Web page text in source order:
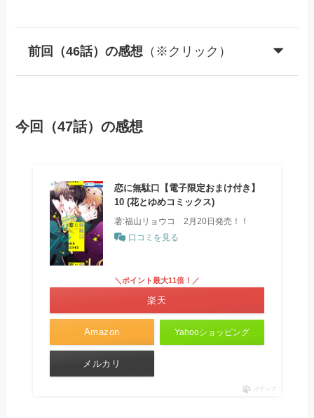
前回（46話）の感想 （※クリック）
今回（47話）の感想
恋に無駄口【電子限定おまけ付き】
10 (花とゆめコミックス)
著:福山リョウコ 2月20日発売！！
口コミを見る
Amazon
＼ポイント最大11倍！／
楽天
Yahooショッピング
メルカリ
ポチップ